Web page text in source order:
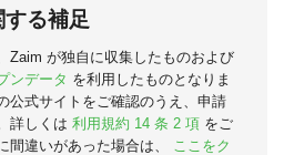
る補足
Zaim が独自に収集したものおよび
ンデータ を利用したものとなりま
公式サイトをご確認のうえ、申請
詳しくは 利用規約 14 条 2 項 をご
間違いがあった場合は、
ここをク